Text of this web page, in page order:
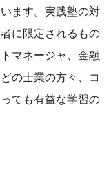
ます。実践塾の対
に限定されるもの
マネージャ、金融
の士業の方々、コ
ても有益な学習の